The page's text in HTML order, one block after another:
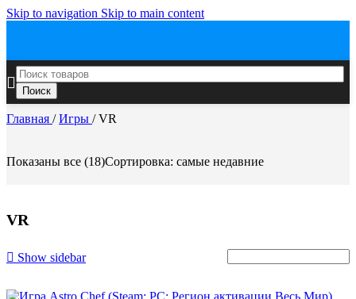
Skip to navigation Skip to main content
Поиск
Главная / Игры / VR
Показаны все (18)Сортировка: самые недавние
VR
Show sidebar